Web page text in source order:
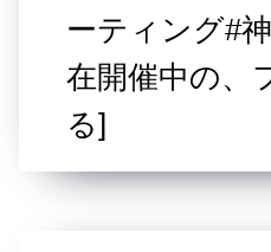
ーティング#
在開催中の、
る]